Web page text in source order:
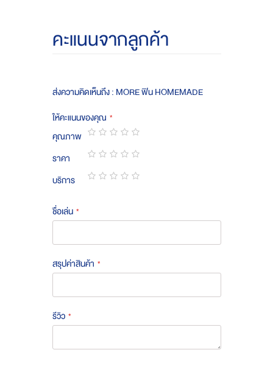
คะแนนจากลูกค้า
ส่งความคิดเห็นถึง : MORE ฟิน HOMEMADE
ให้คะแนนของคุณ
คุณภาพ
1
star
2
stars
3
stars
4
stars
5
stars
ราคา
1
star
2
stars
3
stars
4
stars
5
stars
บริการ
ชื่อเล่น
สรุปค่าสินค้า
รีวิว